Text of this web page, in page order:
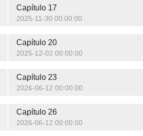
Capítulo 17
2025-11-30 00:00:00
Capítulo 20
2025-12-02 00:00:00
Capítulo 23
2026-06-12 00:00:00
Capítulo 26
2026-06-12 00:00:00